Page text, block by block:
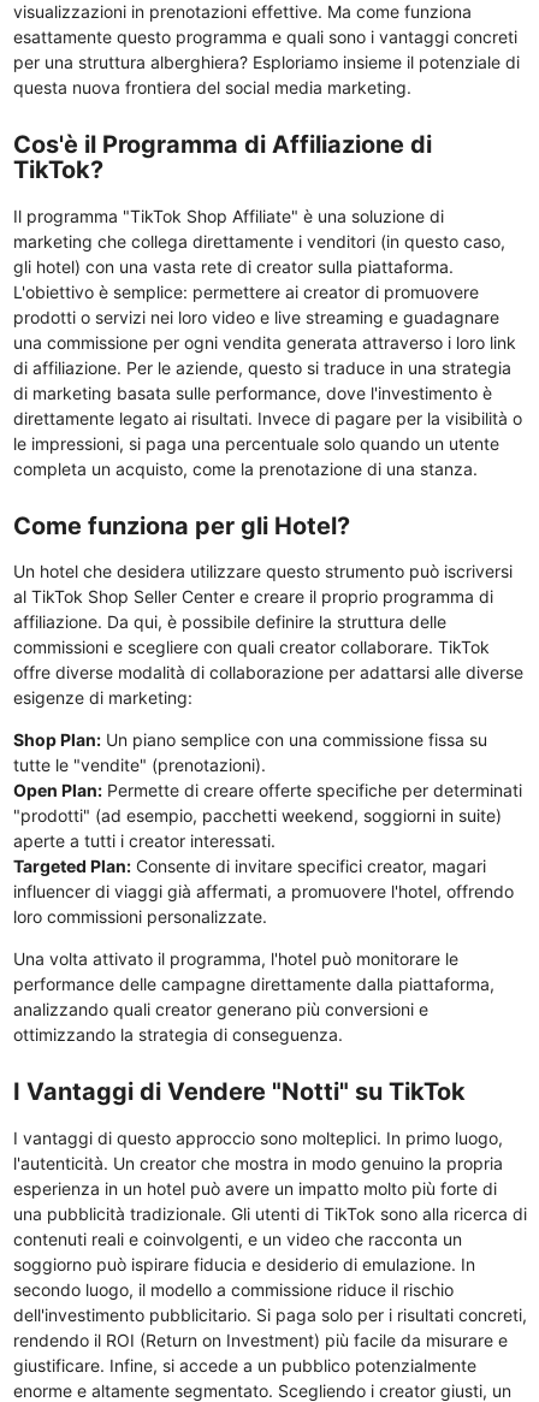
visualizzazioni in prenotazioni effettive. Ma come funziona
esattamente questo programma e quali sono i vantaggi concreti
per una struttura alberghiera? Esploriamo insieme il potenziale di
questa nuova frontiera del social media marketing.
Cos'è il Programma di Affiliazione di
TikTok?
Il programma "TikTok Shop Affiliate" è una soluzione di
marketing che collega direttamente i venditori (in questo caso,
gli hotel) con una vasta rete di creator sulla piattaforma.
L'obiettivo è semplice: permettere ai creator di promuovere
prodotti o servizi nei loro video e live streaming e guadagnare
una commissione per ogni vendita generata attraverso i loro link
di affiliazione. Per le aziende, questo si traduce in una strategia
di marketing basata sulle performance, dove l'investimento è
direttamente legato ai risultati. Invece di pagare per la visibilità o
le impressioni, si paga una percentuale solo quando un utente
completa un acquisto, come la prenotazione di una stanza.
Come funziona per gli Hotel?
Un hotel che desidera utilizzare questo strumento può iscriversi
al TikTok Shop Seller Center e creare il proprio programma di
affiliazione. Da qui, è possibile definire la struttura delle
commissioni e scegliere con quali creator collaborare. TikTok
offre diverse modalità di collaborazione per adattarsi alle diverse
esigenze di marketing:
Shop Plan:Un piano semplice con una commissione fissa su
tutte le "vendite" (prenotazioni).
Open Plan:Permette di creare offerte specifiche per determinati
"prodotti" (ad esempio, pacchetti weekend, soggiorni in suite)
aperte a tutti i creator interessati.
Targeted Plan:Consente di invitare specifici creator, magari
influencer di viaggi già affermati, a promuovere l'hotel, offrendo
loro commissioni personalizzate.
Una volta attivato il programma, l'hotel può monitorare le
performance delle campagne direttamente dalla piattaforma,
analizzando quali creator generano più conversioni e
ottimizzando la strategia di conseguenza.
I Vantaggi di Vendere "Notti" su TikTok
I vantaggi di questo approccio sono molteplici. In primo luogo,
l'autenticità. Un creator che mostra in modo genuino la propria
esperienza in un hotel può avere un impatto molto più forte di
una pubblicità tradizionale. Gli utenti di TikTok sono alla ricerca di
contenuti reali e coinvolgenti, e un video che racconta un
soggiorno può ispirare fiducia e desiderio di emulazione. In
secondo luogo, il modello a commissione riduce il rischio
dell'investimento pubblicitario. Si paga solo per i risultati concreti,
rendendo il ROI (Return on Investment) più facile da misurare e
giustificare. Infine, si accede a un pubblico potenzialmente
enorme e altamente segmentato. Scegliendo i creator giusti, un